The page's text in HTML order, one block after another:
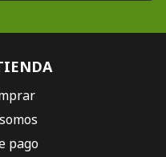
pago